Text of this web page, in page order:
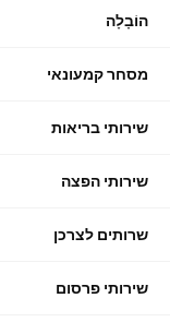
הוֹבָלָה
מסחר קמעונאי
שירותי בריאות
שירותי הפצה
שרותים לצרכן
שירותי פרסום